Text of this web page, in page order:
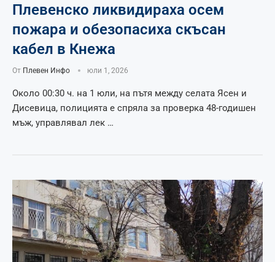
Плевенско ликвидираха осем
пожара и обезопасиха скъсан
кабел в Кнежа
От Плевен Инфо юли 1, 2026
Около 00:30 ч. на 1 юли, на пътя между селата Ясен и
Дисевица, полицията е спряла за проверка 48-годишен
мъж, управлявал лек …